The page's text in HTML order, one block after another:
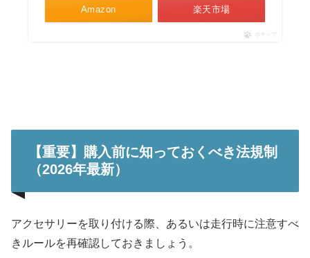
Amazon 楽天市場
ポチップ
【重要】購入前に知っておくべき法規制
（2026年最新）
アクセサリーを取り付ける際、あるいは走行時に注意すべ
きルールを再確認しておきましょう。